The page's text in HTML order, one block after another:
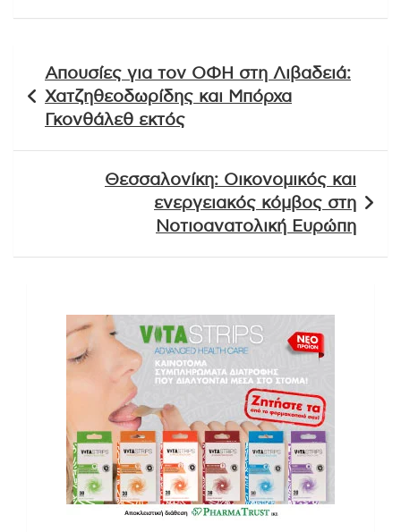
άρθρων
Απουσίες για τον ΟΦΗ στη Λιβαδειά:
Χατζηθεοδωρίδης και Μπόρχα
Γκονθάλεθ εκτός
Θεσσαλονίκη: Οικονομικός και
ενεργειακός κόμβος στη
Νοτιοανατολική Ευρώπη